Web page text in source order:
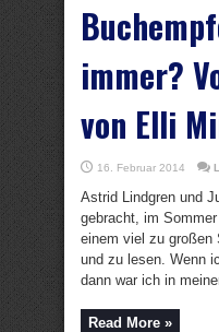
immer?
von Elli
16. Februar 2014
Astrid Lindgren und
gebracht, im
einem viel zu großen
und zu lesen. Wenn
dann war ich in
Read More »